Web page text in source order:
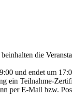
die
und endet um
ein Teilnahme-
per E-Mail bzw.